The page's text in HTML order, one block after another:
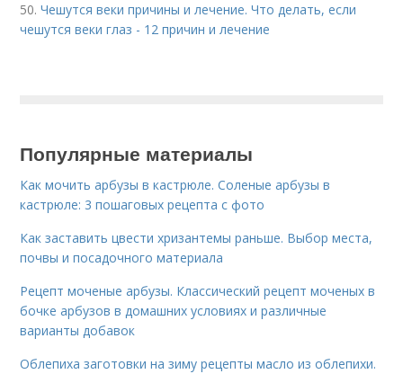
50.Чешутся веки причины и лечение. Что делать, если
чешутся веки глаз - 12 причин и лечение
Популярные материалы
Как мочить арбузы в кастрюле. Соленые арбузы в
кастрюле: 3 пошаговых рецепта с фото
Как заставить цвести хризантемы раньше. Выбор места,
почвы и посадочного материала
Рецепт моченые арбузы. Классический рецепт моченых в
бочке арбузов в домашних условиях и различные
варианты добавок
Облепиха заготовки на зиму рецепты масло из облепихи.